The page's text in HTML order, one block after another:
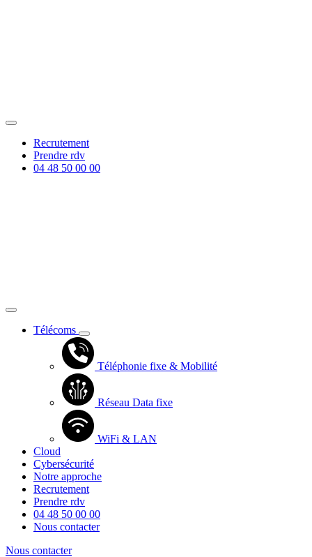
Recrutement
Prendre rdv
04 48 50 00 00
Télécoms
Téléphonie fixe & Mobilité
Réseau Data fixe
WiFi & LAN
Cloud
Cybersécurité
Notre approche
Recrutement
Prendre rdv
04 48 50 00 00
Nous contacter
Nous contacter